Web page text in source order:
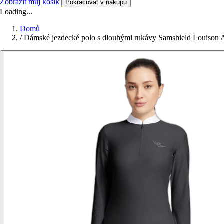
Zobrazit můj košík Pokračovat v nákupu
Loading...
Domů
/ Dámské jezdecké polo s dlouhými rukávy Samshield Louison